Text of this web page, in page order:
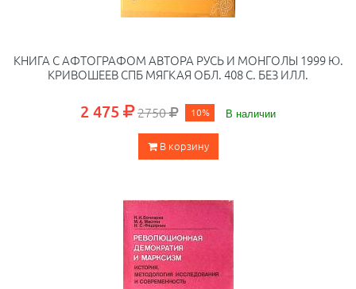
КНИГА С АФТОГРАФОМ АВТОРА РУСЬ И МОНГОЛЫ 1999 Ю.
КРИВОШЕЕВ СПБ МЯГКАЯ ОБЛ. 408 С. БЕЗ ИЛЛ.
2 475 2750 10% В наличии
В корзину